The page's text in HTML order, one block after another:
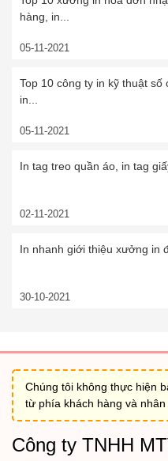
hàng, in...
05-11-2021
Top 10 công ty in kỹ thuật số
in...
05-11-2021
In tag treo quần áo, in tag
02-11-2021
In nhanh giới thiệu xưởng in
30-10-2021
Chúng tôi không thực hiện
từ phía khách hàng và nhân
Công ty TNHH